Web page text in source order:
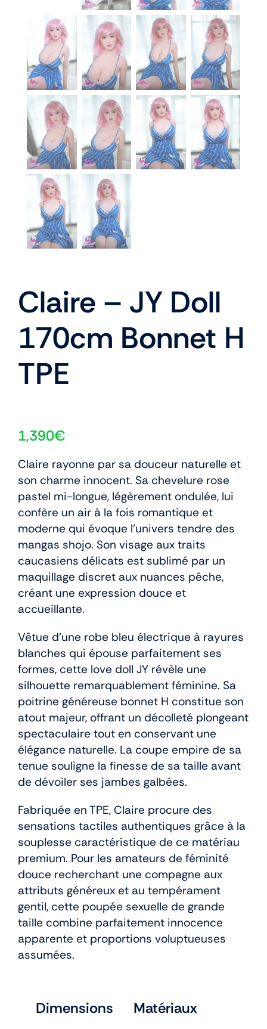
Claire – JY Doll
170cm Bonnet H
TPE
1,390€
Claire rayonne par sa douceur naturelle et
son charme innocent. Sa chevelure rose
pastel mi-longue, légèrement ondulée, lui
confère un air à la fois romantique et
moderne qui évoque l’univers tendre des
mangas shojo. Son visage aux traits
caucasiens délicats est sublimé par un
maquillage discret aux nuances pêche,
créant une expression douce et
accueillante.
Vêtue d’une robe bleu électrique à rayures
blanches qui épouse parfaitement ses
formes, cette love doll JY révèle une
silhouette remarquablement féminine. Sa
poitrine généreuse bonnet H constitue son
atout majeur, offrant un décolleté plongeant
spectaculaire tout en conservant une
élégance naturelle. La coupe empire de sa
tenue souligne la finesse de sa taille avant
de dévoiler ses jambes galbées.
Fabriquée en TPE, Claire procure des
sensations tactiles authentiques grâce à la
souplesse caractéristique de ce matériau
premium. Pour les amateurs de féminité
douce recherchant une compagne aux
attributs généreux et au tempérament
gentil, cette poupée sexuelle de grande
taille combine parfaitement innocence
apparente et proportions voluptueuses
assumées.
Dimensions Matériaux